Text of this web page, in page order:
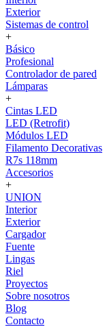
Exterior
Sistemas de control
+
Básico
Profesional
Controlador de pared
Lámparas
+
Cintas LED
LED (Retrofit)
Módulos LED
Filamento Decorativas
R7s 118mm
Accesorios
+
UNION
Interior
Exterior
Cargador
Fuente
Lingas
Riel
Proyectos
Sobre nosotros
Blog
Contacto